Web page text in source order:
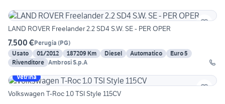
LAND ROVER Freelander 2.2 SD4 S.W. SE - PER OPER
7.500 €Perugia (PG)
Usato
01/2012 187209 Km Diesel Automatico
Euro 5
Rivenditore Ambrosi S.p.A
Vetrina
Volkswagen T-Roc 1.0 TSI Style 115CV